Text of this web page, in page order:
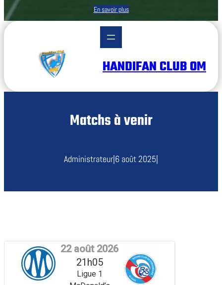
En savoir plus
HANDIFAN CLUB OM
Matchs à venir
Administrateur|6 août 2025|
22 août 2026
21h05
Ligue 1